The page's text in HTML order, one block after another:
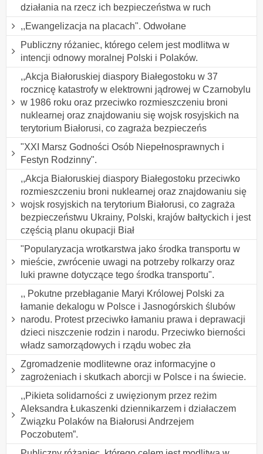
działania na rzecz ich bezpieczeństwa w ruch
,,Ewangelizacja na placach". Odwołane
Publiczny różaniec, którego celem jest modlitwa w
intencji odnowy moralnej Polski i Polaków.
,,Akcja Białoruskiej diaspory Białegostoku w 37
rocznicę katastrofy w elektrowni jądrowej w Czarnobylu
w 1986 roku oraz przeciwko rozmieszczeniu broni
nuklearnej oraz znajdowaniu się wojsk rosyjskich na
terytorium Białorusi, co zagraża bezpieczeńs
"XXI Marsz Godności Osób Niepełnosprawnych i
Festyn Rodzinny".
,,Akcja Białoruskiej diaspory Białegostoku przeciwko
rozmieszczeniu broni nuklearnej oraz znajdowaniu się
wojsk rosyjskich na terytorium Białorusi, co zagraża
bezpieczeństwu Ukrainy, Polski, krajów bałtyckich i jest
częścią planu okupacji Biał
"Popularyzacja wrotkarstwa jako środka transportu w
mieście, zwrócenie uwagi na potrzeby rolkarzy oraz
luki prawne dotyczące tego środka transportu".
,, Pokutne przebłaganie Maryi Królowej Polski za
łamanie dekalogu w Polsce i Jasnogórskich ślubów
narodu. Protest przeciwko łamaniu prawa i deprawacji
dzieci niszczenie rodzin i narodu. Przeciwko bierności
władz samorządowych i rządu wobec zła
Zgromadzenie modlitewne oraz informacyjne o
zagrożeniach i skutkach aborcji w Polsce i na świecie.
,,Pikieta solidarności z uwięzionym przez reżim
Aleksandra Łukaszenki dziennikarzem i działaczem
Związku Polaków na Białorusi Andrzejem
Poczobutem”.